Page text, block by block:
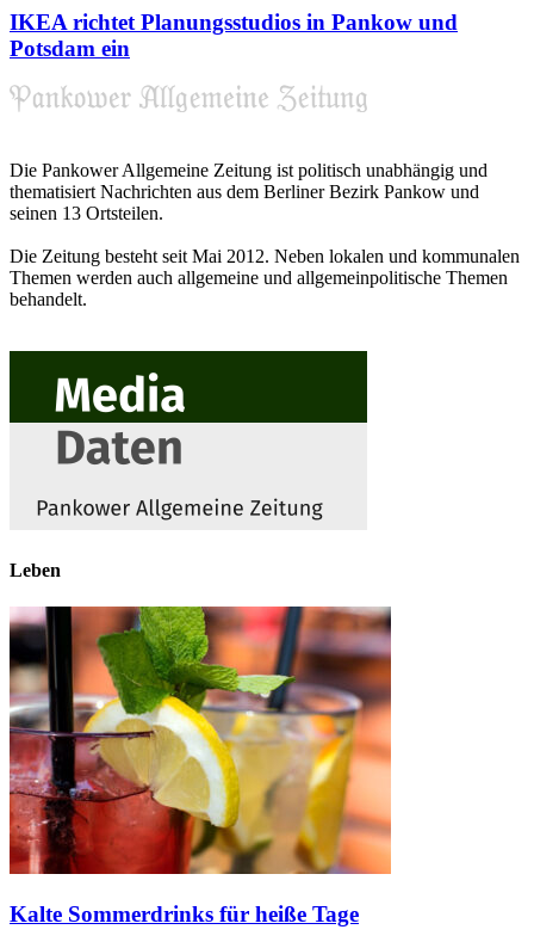
IKEA richtet Planungsstudios in Pankow und
Potsdam ein
Die Pankower Allgemeine Zeitung ist politisch unabhängig und
thematisiert Nachrichten aus dem Berliner Bezirk Pankow und
seinen 13 Ortsteilen.
Die Zeitung besteht seit Mai 2012. Neben lokalen und kommunalen
Themen werden auch allgemeine und allgemeinpolitische Themen
behandelt.
Leben
Kalte Sommerdrinks für heiße Tage